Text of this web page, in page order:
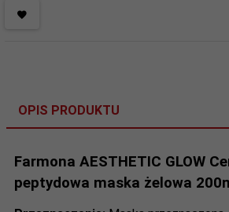
OPIS PRODUKTU
Farmona AESTHETIC GLOW
peptydowa maska żelowa